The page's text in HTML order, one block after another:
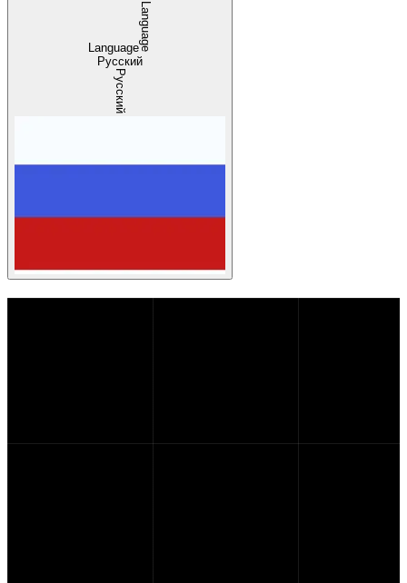
LanguageLanguage
Русский
Русский